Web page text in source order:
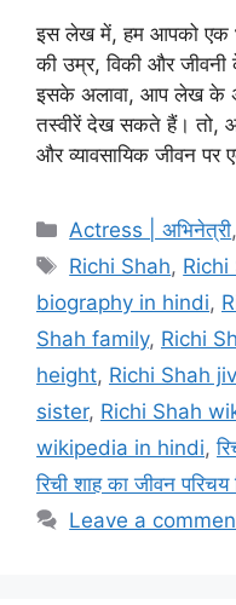
इस लेख में, हम आपको एक
की उम्र, विकी और जीवनी
इसके अलावा, आप लेख के
तस्वीरें देख सकते हैं। तो,
और व्यावसायिक जीवन
Categories
Actress | अभिनेत्री,
Tags
Richi Shah, Richi
biography in hindi,
Shah family, Richi
height, Richi Shah
sister, Richi Shah
wikipedia in hindi,
रिची शाह का जीवन परिचय
Leave a